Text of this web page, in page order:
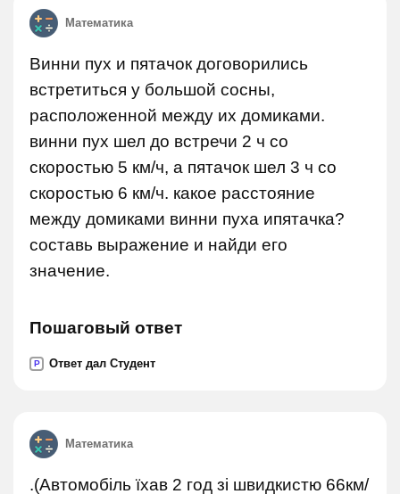
Математика
Винни пух и пятачок договорились
встретиться у большой сосны,
расположенной между их домиками.
винни пух шел до встречи 2 ч со
скоростью 5 км/ч, а пятачок шел 3 ч со
скоростью 6 км/ч. какое расстояние
между домиками винни пуха ипятачка?
составь выражение и найди его
значение.
Пошаговый ответ
P Ответ дал Студент
Математика
.(Автомобіль їхав 2 год зі швидкистю 66км/